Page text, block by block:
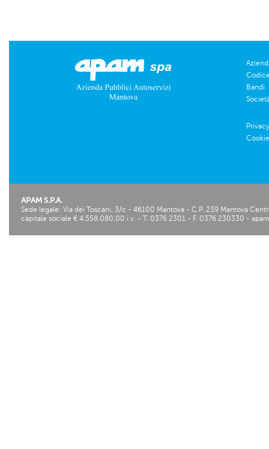
Bandi
Privacy
APAM S.P.A.
Sede legale: Via dei Toscani, 3/c - 46100 Mantova - C.P. 239 Mantova
capitale sociale € 4.558.080,00 i.v. - T. 0376 2301 - F. 0376 230330 -